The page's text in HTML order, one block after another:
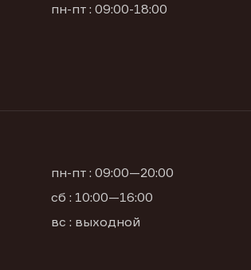
пн-пт : 09:00-18:00
пн-пт : 09:00—20:00
сб : 10:00—16:00
вс : выходной